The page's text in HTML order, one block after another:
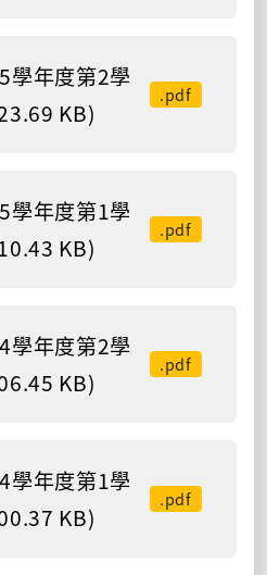
學年度第2學
KB)
.pdf
學年度第1學
KB)
.pdf
學年度第2學
KB)
.pdf
學年度第1學
KB)
.pdf